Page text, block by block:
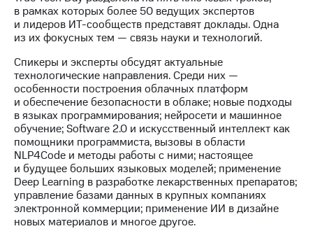
Контакты
Новости
в
регионе
и акционерам
Корпоративное
управление
Корпоративный
секретарь
Раскрытие
информации
Информация
акционерам
Документы
в рамках которых более 50 ведущих экспертов
и лидеров ИТ-сообществ представят доклады. Одна
из их фокусных тем — связь науки и технологий.
Спикеры и эксперты обсудят актуальные
технологические направления. Среди них —
особенности построения облачных платформ
и обеспечение безопасности в облаке; новые подходы
в языках программирования; нейросети и машинное
обучение; Software 2.0 и искусственный интеллект как
помощники программиста, вызовы в области
NLP4Code и методы работы с ними; настоящее
и будущее больших языковых моделей; применение
Deep Learning в разработке лекарственных препаратов;
управление базами данных в крупных компаниях
электронной коммерции; применение ИИ в дизайне
новых материалов и многое другое.